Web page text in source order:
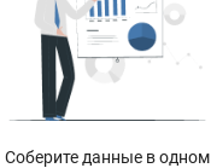
Соберите данные в одном